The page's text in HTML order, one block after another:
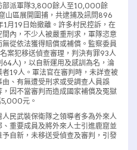
部派軍隊3,800餘人至10,000餘
山區展開圍捕，共逮捕及訊問896
月19日始撤離。許多村民控訴，在
內，不少人被嚴重刑求，軍隊恣意
從依法獲得賠償或補償。監察委員
案犯移送偵查審理，判決有罪93人
人)，以自新運用及感訓為名，淪
19人。軍法官在審判時，未詳查被
、有無遭受刑求或受調查人員誤
因不當審判而造成國家補償及冤獄
5,000元。
民武裝保衛隊之領導者多為外來人
重要成員及將外來人士引進鹿窟並
自新，未移送受偵查及審判，引發